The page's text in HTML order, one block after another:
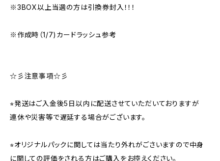
※3BOX以上当選の方は引換券封入！！！
※作成時（1/7)カードラッシュ参考
☆彡注意事項☆彡
⭐︎発送はご入金後5日以内に配送させていただいておりますが
連休や災害等で遅延する場合がございます。
⭐︎オリジナルパックに関しては当たり外れがごさいますので中身
に関しての評価をされる方はご購入をお控えください。